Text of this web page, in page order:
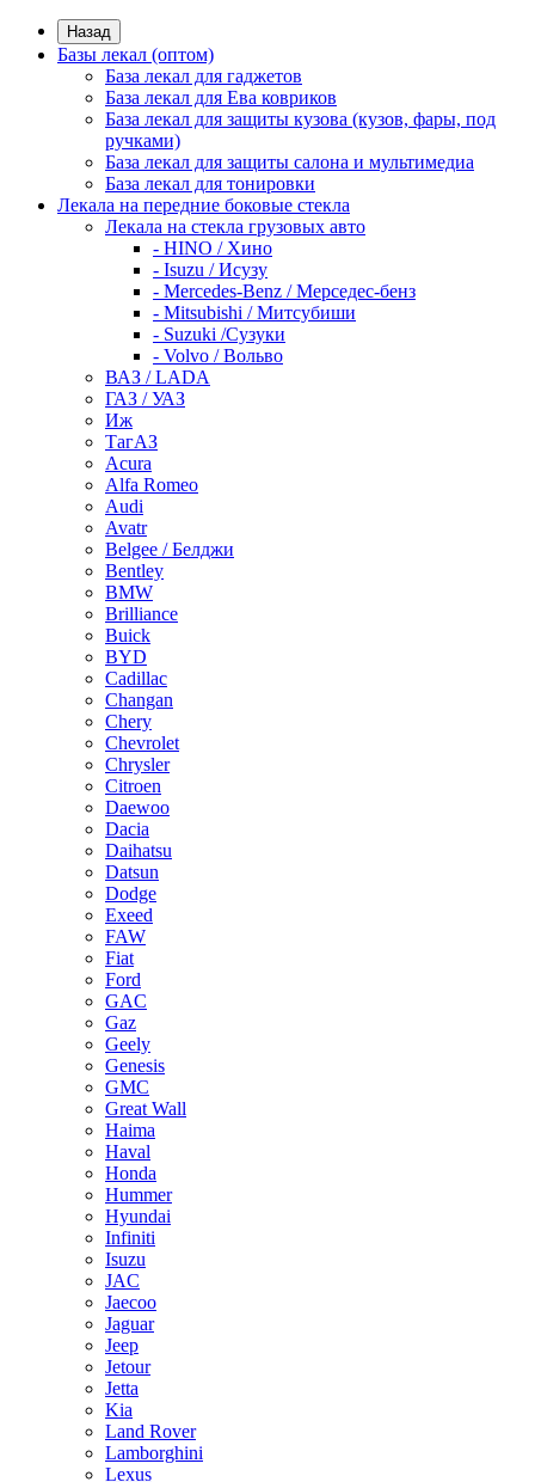
Назад
Базы лекал (оптом)
База лекал для гаджетов
База лекал для Ева ковриков
База лекал для защиты кузова (кузов, фары, под
ручками)
База лекал для защиты салона и мультимедиа
База лекал для тонировки
Лекала на передние боковые стекла
Лекала на стекла грузовых авто
- HINO / Хино
- Isuzu / Исузу
- Mercedes-Benz / Мерседес-бенз
- Mitsubishi / Митсубиши
- Suzuki /Сузуки
- Volvo / Вольво
ВАЗ / LADA
ГАЗ / УАЗ
Иж
ТагАЗ
Acura
Alfa Romeo
Audi
Avatr
Belgee / Белджи
Bentley
BMW
Brilliance
Buick
BYD
Cadillac
Changan
Chery
Chevrolet
Chrysler
Citroen
Daewoo
Dacia
Daihatsu
Datsun
Dodge
Exeed
FAW
Fiat
Ford
GAC
Gaz
Geely
Genesis
GMC
Great Wall
Haima
Haval
Honda
Hummer
Hyundai
Infiniti
Isuzu
JAC
Jaecoo
Jaguar
Jeep
Jetour
Jetta
Kia
Land Rover
Lamborghini
Lexus